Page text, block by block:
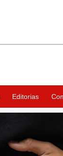
Editorias